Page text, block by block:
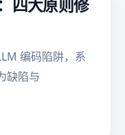
四大原则修
编码陷阱，系
缺陷与